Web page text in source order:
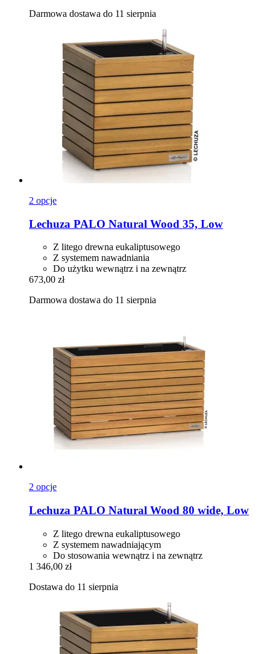
Darmowa dostawa do 11 sierpnia
2 opcje
Lechuza PALO Natural Wood 35, Low
Z litego drewna eukaliptusowego
Z systemem nawadniania
Do użytku wewnątrz i na zewnątrz
673,00 zł
Darmowa dostawa do 11 sierpnia
2 opcje
Lechuza PALO Natural Wood 80 wide, Low
Z litego drewna eukaliptusowego
Z systemem nawadniającym
Do stosowania wewnątrz i na zewnątrz
1 346,00 zł
Dostawa do 11 sierpnia